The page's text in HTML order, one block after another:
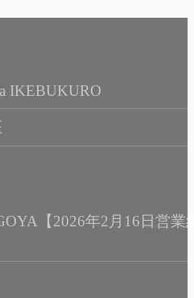
IKEBUKURO
【2026年2月16日営業